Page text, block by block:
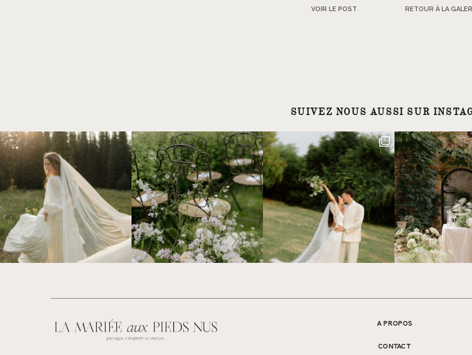
VOIR LE POST RETOUR À LA
SUIVEZ NOUS AUSSI SUR
A PROPOS
CONTACT